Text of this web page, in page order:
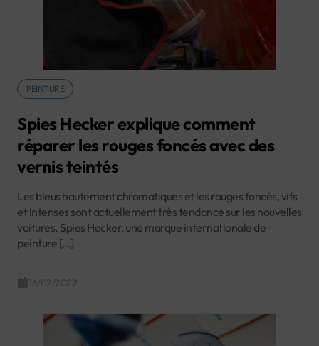
PEINTURE
Spies Hecker explique comment
réparer les rouges foncés avec des
vernis teintés
Les bleus hautement chromatiques et les rouges foncés, vifs
et intenses sont actuellement très tendance sur les nouvelles
voitures. Spies Hecker, une marque internationale de
peinture […]